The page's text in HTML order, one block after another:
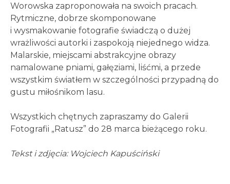
Worowska zaproponowała na swoich pracach.
Rytmiczne, dobrze skomponowane
i wysmakowanie fotografie świadczą o dużej
wrażliwości autorki i zaspokoją niejednego widza.
Malarskie, miejscami abstrakcyjne obrazy
namalowane pniami, gałęziami, liśćmi, a przede
wszystkim światłem w szczególności przypadną do
gustu miłośnikom lasu.
Wszystkich chętnych zapraszamy do Galerii
Fotografii „Ratusz” do 28 marca bieżącego roku.
Tekst i zdjęcia: Wojciech Kapuściński